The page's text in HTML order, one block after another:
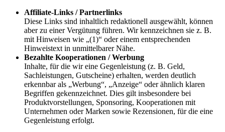
Affiliate-Links / Partnerlinks
Diese Links sind inhaltlich redaktionell ausgewählt, können
aber zu einer Vergütung führen. Wir kennzeichnen sie z. B.
mit Hinweisen wie „(1)“ oder einem entsprechenden
Hinweistext in unmittelbarer Nähe.
Bezahlte Kooperationen / Werbung
Inhalte, für die wir eine Gegenleistung (z. B. Geld,
Sachleistungen, Gutscheine) erhalten, werden deutlich
erkennbar als „Werbung“, „Anzeige“ oder ähnlich klaren
Begriffen gekennzeichnet. Dies gilt insbesondere bei
Produktvorstellungen, Sponsoring, Kooperationen mit
Unternehmen oder Marken sowie Rezensionen, für die eine
Gegenleistung erfolgt.